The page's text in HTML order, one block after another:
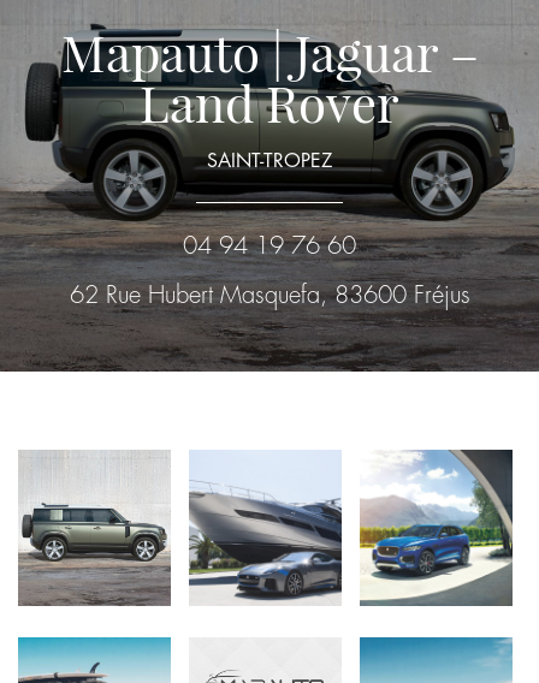
Mapauto | Jaguar –
Land Rover
SAINT-TROPEZ
04 94 19 76 60
62 Rue Hubert Masquefa, 83600 Fréjus